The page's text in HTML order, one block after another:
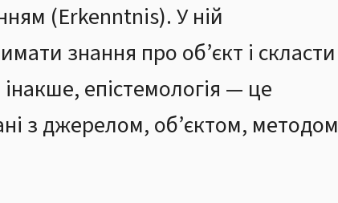
(Erkenntnis). У ній
знання про об’єкт і скласти
епістемологія — це
з джерелом, об’єктом, методом